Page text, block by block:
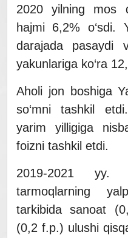
2020 yilning mos
hajmi 6,2% o‘sdi.
darajada
yakunlariga ko‘ra
Aholi jon boshiga
so‘mni tashkil
yarim yilligiga
foizni tashkil etdi.
2019-2021 yy.
tarmoqlarning
tarkibida sanoat
(0,2 f.p.) ulushi